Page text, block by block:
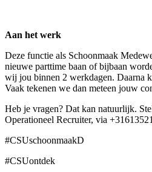
Aan het werk
Deze functie als Schoonmaak
nieuwe parttime baan of bijbaan
wij jou binnen 2 werkdagen. Daarna
Vaak tekenen we dan meteen jouw
Heb je vragen? Dat kan natuurlijk.
Operationeel Recruiter, via
#CSUschoonmaakD
#CSUontdek